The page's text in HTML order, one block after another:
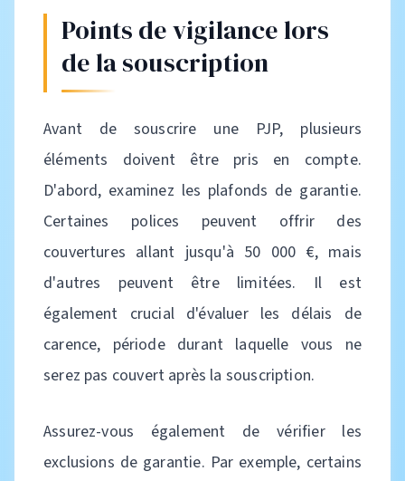
Points de vigilance lors
de la souscription
Avant de souscrire une PJP, plusieurs
éléments doivent être pris en compte.
D'abord, examinez les plafonds de garantie.
Certaines polices peuvent offrir des
couvertures allant jusqu'à 50 000 €, mais
d'autres peuvent être limitées. Il est
également crucial d'évaluer les délais de
carence, période durant laquelle vous ne
serez pas couvert après la souscription.
Assurez-vous également de vérifier les
exclusions de garantie. Par exemple, certains